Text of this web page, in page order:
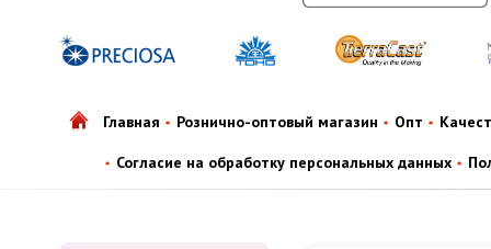
Главная Рознично-оптовый магазин Опт
Согласие на обработку персональных данных